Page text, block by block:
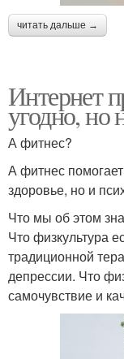
читать дальше →
Интернет
угодно, но
А фитнес?
А фитнес
здоровье, но и
Что мы об этом
Что физкультура
традиционной
депрессии. Что
самочувствие и